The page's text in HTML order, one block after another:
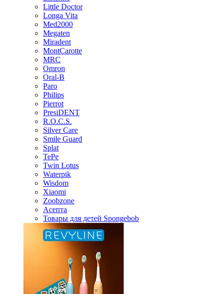
Little Doctor
Longa Vita
Med2000
Megaten
Miradent
MontCarotte
MRC
Omron
Oral-B
Paro
Philips
Pierrot
PresiDENT
R.O.C.S.
Silver Care
Smile Guard
Splat
TePe
Twin Lotus
Waterpik
Wisdom
Xiaomi
Zoobzone
Асепта
Товары для детей Spongebob